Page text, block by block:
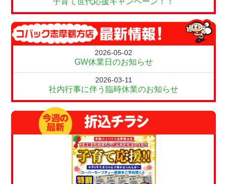
2026-05-02
GW休業日のお知らせ
2026-03-11
社内行事に伴う臨時休業のお知らせ